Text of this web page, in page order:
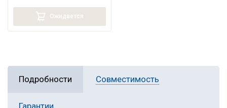
Ожидается
Подробности Совместимость